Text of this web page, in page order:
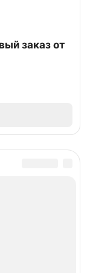
заказ от